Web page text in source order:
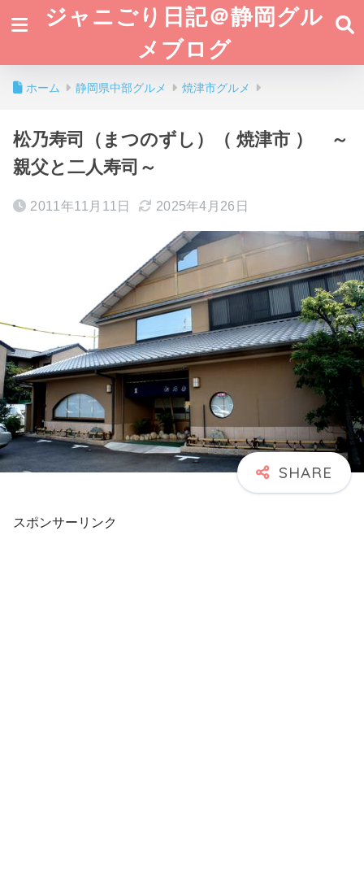
ジャニごり日記＠静岡グル
メブログ
ホーム 静岡県中部グルメ 焼津市グルメ
松乃寿司（まつのずし）（ 焼津市 ） ～
親父と二人寿司～
2011年11月11日 2025年4月26日
スポンサーリンク